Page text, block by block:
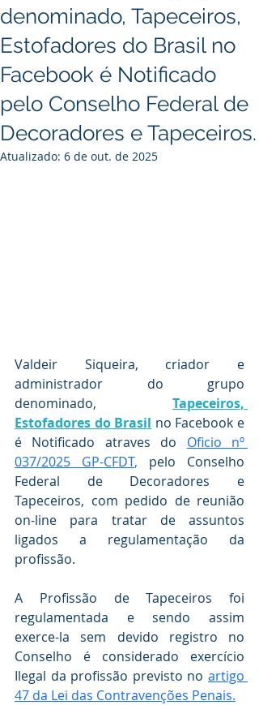
denominado, Tapeceiros,
Estofadores do Brasil no
Facebook é Notificado
pelo Conselho Federal de
Decoradores e Tapeceiros.
Atualizado: 6 de out. de 2025
Valdeir Siqueira, criador e
administrador do grupo
denominado, Tapeceiros,
Estofadores do Brasil no Facebook e
é Notificado atraves do Oficio nº
037/2025 GP-CFDT, pelo Conselho
Federal de Decoradores e
Tapeceiros, com pedido de reunião
on-line para tratar de assuntos
ligados a regulamentação da
profissão.
A Profissão de Tapeceiros foi
regulamentada e sendo assim
exerce-la sem devido registro no
Conselho é considerado exercício
Ilegal da profissão previsto no artigo
47 da Lei das Contravenções Penais.